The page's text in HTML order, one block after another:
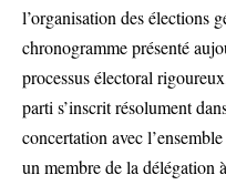
l’organisation des élections
chronogramme présenté
processus électoral
parti s’inscrit résolument
concertation avec
un membre de la délégation